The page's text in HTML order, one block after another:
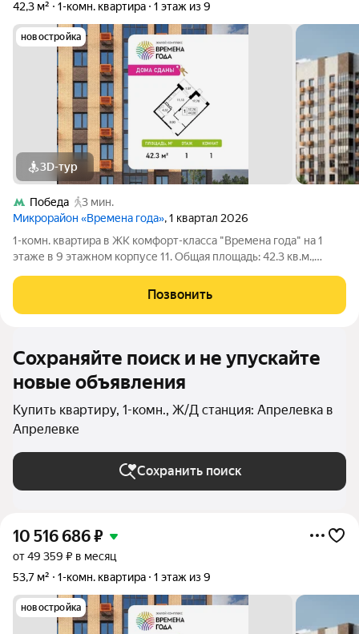
42,3 м² 1-комн. квартира 1 этаж из 9
новостройка
3D-тур
Победа
3 мин.
Микрорайон «Времена года», 1 квартал 2026
1-комн. квартира в ЖК комфорт-класса "Времена года" на 1
этаже в 9 этажном корпусе 11. Общая площадь: 42.3 кв.м.,
современный жилой комплекс комфорт-класса,
расположенный в тихом и зеленом
Позвонить
Сохраняйте поиск и не упускайте
новые объявления
Купить квартиру, 1-комн., Ж/Д станция: Апрелевка в
Апрелевке
Сохранить поиск
10 516 686₽
от 49 359 ₽ в месяц
53,7 м²
1-комн. квартира 1 этаж из 9
новостройка